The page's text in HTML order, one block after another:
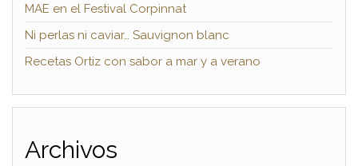
MAE en el Festival Corpinnat
Ni perlas ni caviar… Sauvignon blanc
Recetas Ortiz con sabor a mar y a verano
Archivos